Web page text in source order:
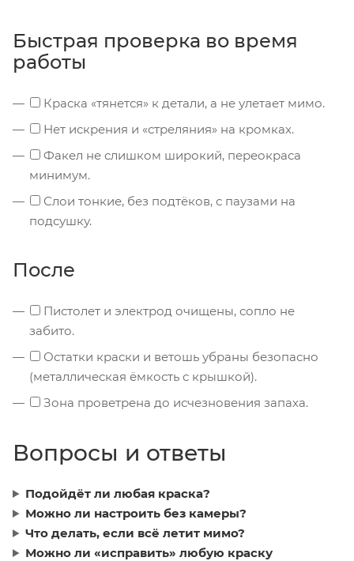
Быстрая проверка во время
работы
Краска «тянется» к детали, а не улетает мимо.
Нет искрения и «стреляния» на кромках.
Факел не слишком широкий, переокраса
минимум.
Слои тонкие, без подтёков, с паузами на
подсушку.
После
Пистолет и электрод очищены, сопло не
забито.
Остатки краски и ветошь убраны безопасно
(металлическая ёмкость с крышкой).
Зона проветрена до исчезновения запаха.
Вопросы и ответы
Подойдёт ли любая краска?
Можно ли настроить без камеры?
Что делать, если всё летит мимо?
Можно ли «исправить» любую краску